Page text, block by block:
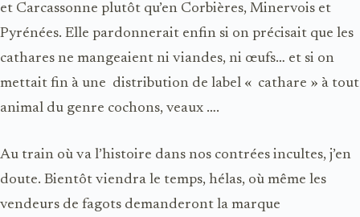
et Carcassonne plutôt qu’en Corbières, Minervois et
Pyrénées. Elle pardonnerait enfin si on précisait que les
cathares ne mangeaient ni viandes, ni œufs… et si on
mettait fin à une distribution de label « cathare » à tout
animal du genre cochons, veaux ….
Au train où va l’histoire dans nos contrées incultes, j’en
doute. Bientôt viendra le temps, hélas, où même les
vendeurs de fagots demanderont la marque